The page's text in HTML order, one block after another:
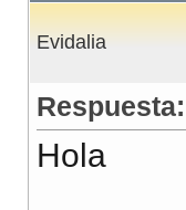
Evidalia
Hola